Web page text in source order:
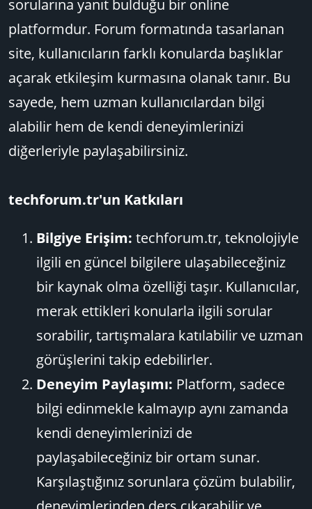
sorularına yanıt bulduğu bir online
platformdur. Forum formatında tasarlanan
site, kullanıcıların farklı konularda başlıklar
açarak etkileşim kurmasına olanak tanır. Bu
sayede, hem uzman kullanıcılardan bilgi
alabilir hem de kendi deneyimlerinizi
diğerleriyle paylaşabilirsiniz.
techforum.tr'un Katkıları
Bilgiye Erişim: techforum.tr, teknolojiyle
ilgili en güncel bilgilere ulaşabileceğiniz
bir kaynak olma özelliği taşır. Kullanıcılar,
merak ettikleri konularla ilgili sorular
sorabilir, tartışmalara katılabilir ve uzman
görüşlerini takip edebilirler.
Deneyim Paylaşımı: Platform, sadece
bilgi edinmekle kalmayıp aynı zamanda
kendi deneyimlerinizi de
paylaşabileceğiniz bir ortam sunar.
Karşılaştığınız sorunlara çözüm bulabilir,